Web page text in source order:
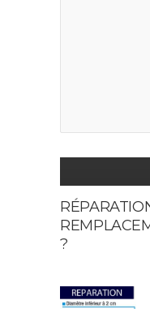
This
field
should
left
?